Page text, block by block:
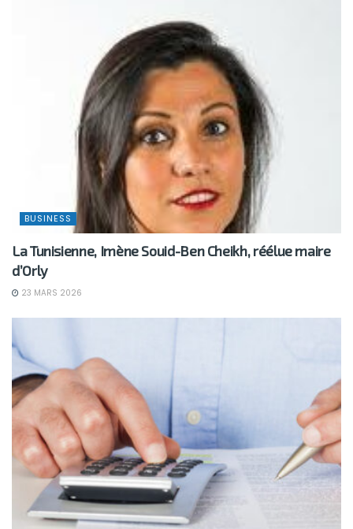
BUSINESS
La Tunisienne, Imène Souid-Ben Cheikh, réélue maire
d’Orly
23 MARS 2026